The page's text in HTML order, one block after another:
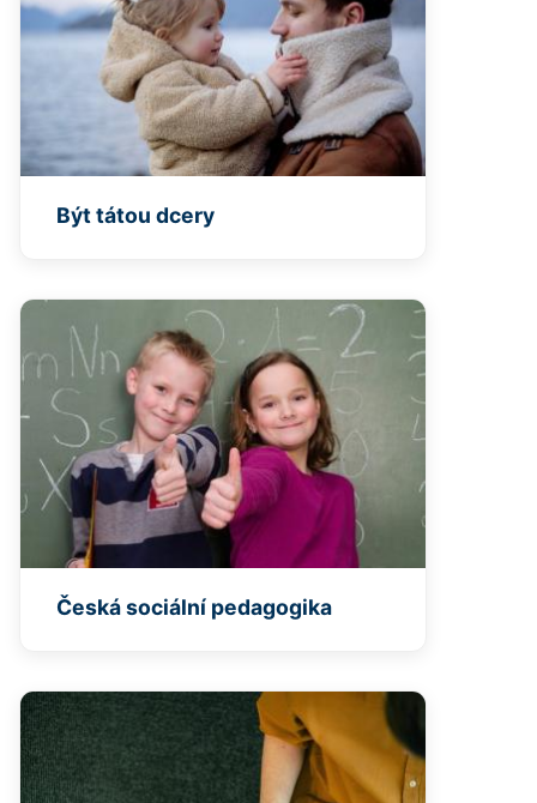
Být tátou dcery
Česká sociální pedagogika